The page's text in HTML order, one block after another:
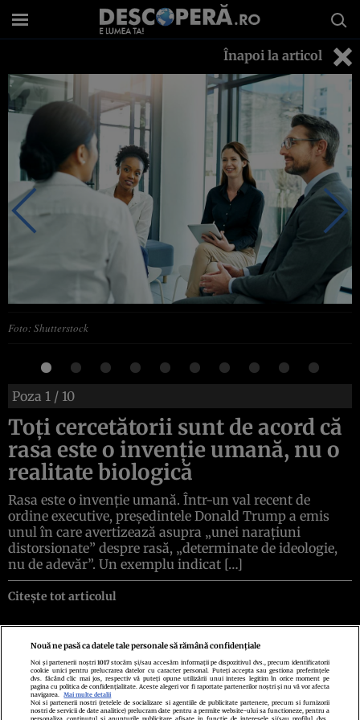
Înapoi la articol
Foto: Shutterstock
Poza 1 / 10
Toți cercetătorii sunt de acord că
rasa este o invenție umană, nu o
realitate biologică
Rasa este o invenție umană. Într-un val recent de
ordine executive, președintele Donald Trump a emis
unul în care avertizează asupra „unei narațiuni
distorsionate” despre rasă, „determinate de ideologie,
nu de adevăr”. Un exemplu indicat […]
Citește tot articolul
Politica de confidenţialitate Politica de cookiesTermeni şi condiţii
Echipa redacționalăContactSetări Cookies
Nouă ne pasă ca datele tale personale să rămână confidențiale
Noi și partenerii noștri1017 stocăm și/sau accesăm informații pe dispozitivul dvs., precum identificatorii
cookie unici pentru prelucrarea datelor cu caracter personal. Puteți accepta sau gestiona preferințele
dvs. făcând clic mai jos, respectiv vă puteți opune utilizării unui interes legitim în orice moment pe
pagina cu politica de confidențialitate. Aceste alegeri vor fi raportate partenerilor noștri și nu vă vor afecta
navigarea.
Mai multe detalii
Noi si partenerii nostri (retelele de socializare si agentiile de publicitate partenere, precum si furnizorii
nostri de servicii de date analitice) prelucram date pentru a permite website-ului sa functioneze, pentru a
personaliza continutul si anunturile publicitare afisate in functie de interesele si/sau profilul dvs.,